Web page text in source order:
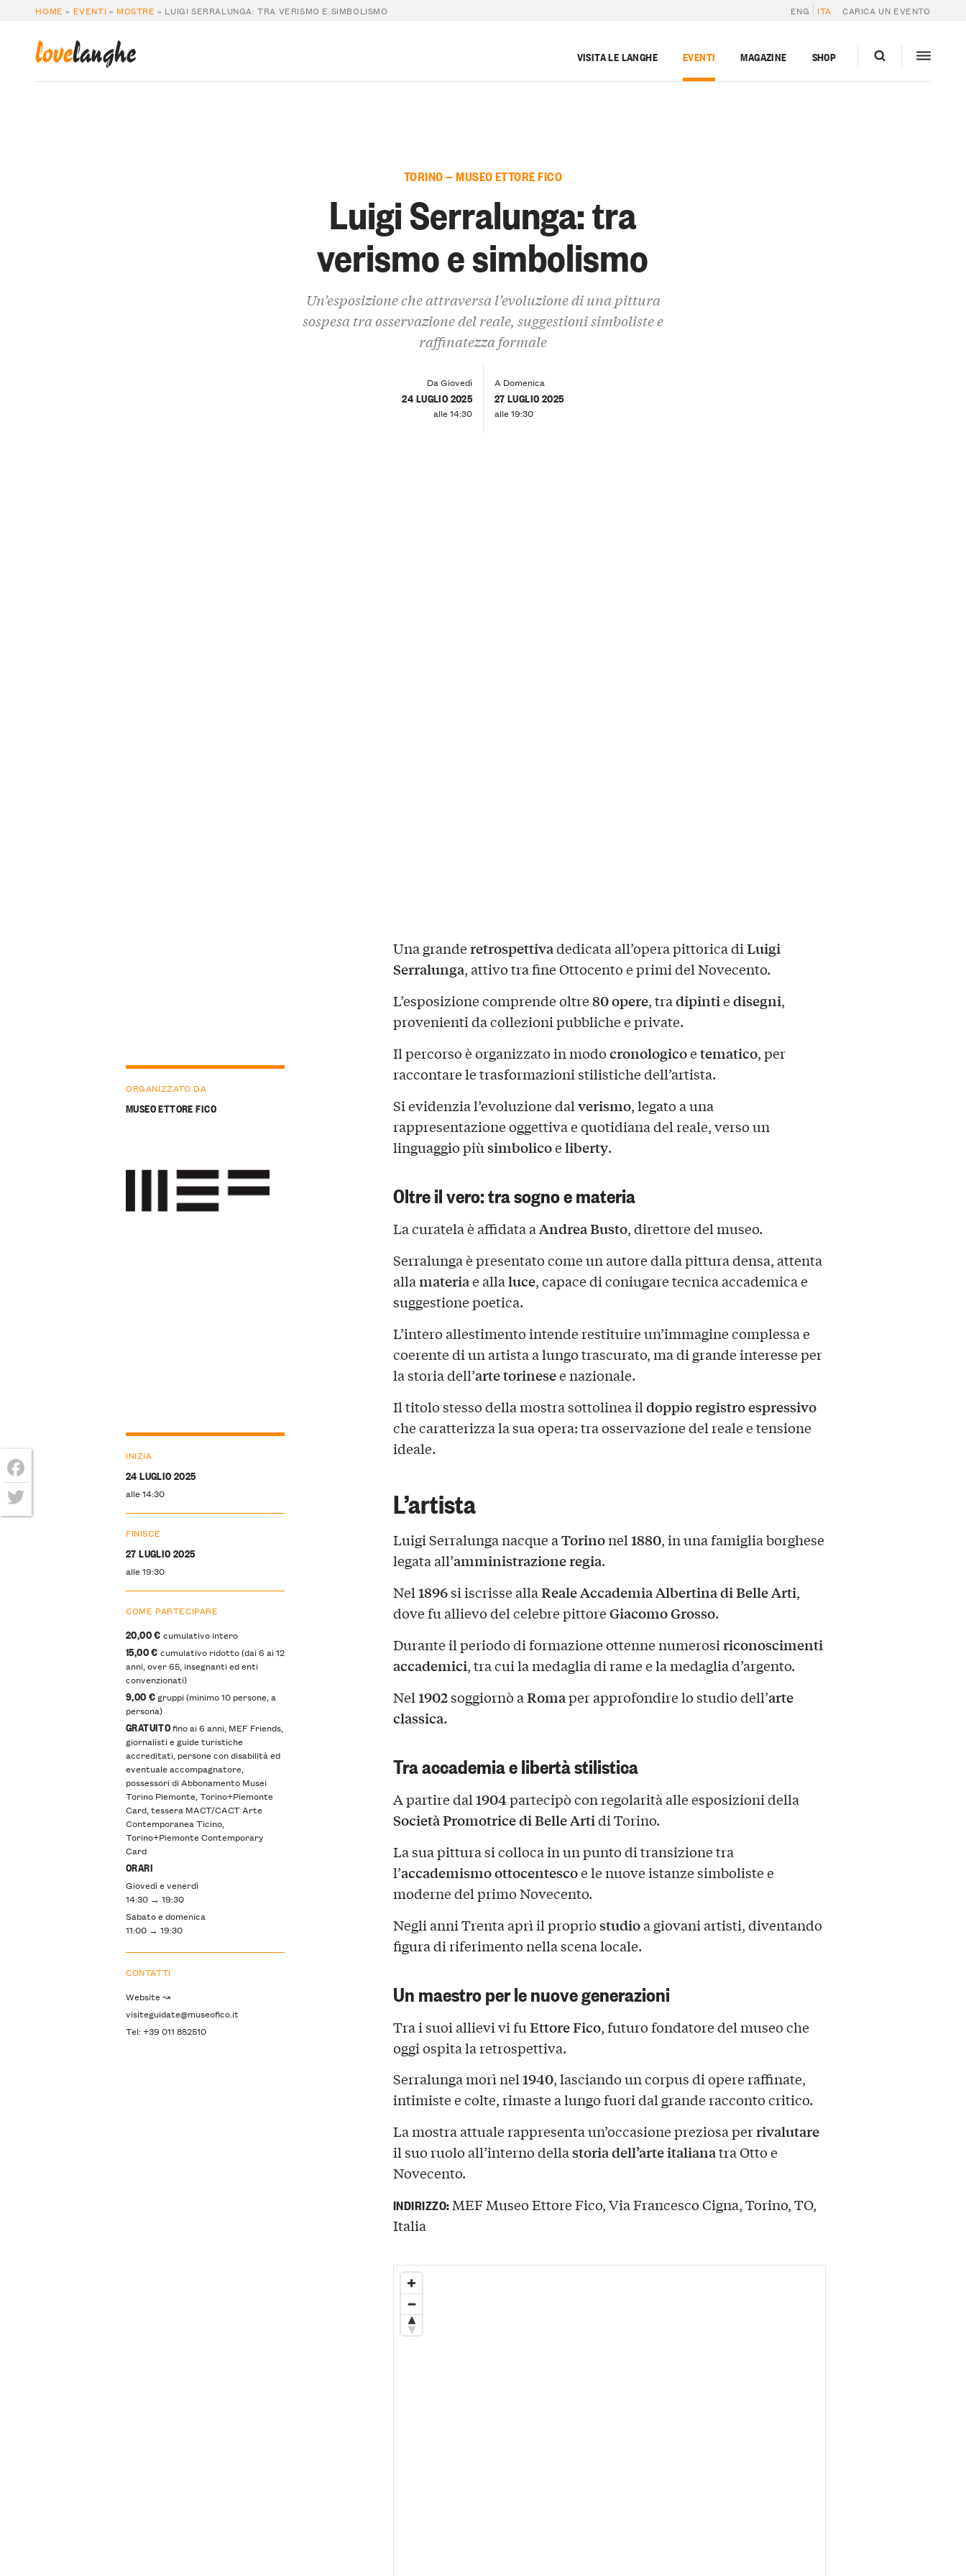
HOME » EVENTI » MOSTRE » LUIGI SERRALUNGA: TRA VERISMO E SIMBOLISMO ENG ITA CARICA UN EVENTO
lovelanghe VISITA LE LANGHE EVENTI MAGAZINE SHOP
TORINO — MUSEO ETTORE FICO
Luigi Serralunga: tra
verismo e simbolismo
Un’esposizione che attraversa l’evoluzione di una pittura
sospesa tra osservazione del reale, suggestioni simboliste e
raffinatezza formale
Da Giovedì
24 LUGLIO 2025
alle 14:30
A Domenica
27 LUGLIO 2025
alle 19:30
Una granderetrospettivadedicata all’opera pittorica diLuigi
Serralunga, attivo tra fine Ottocento e primi del Novecento.
L’esposizione comprende oltre80 opere, tradipintiedisegni,
provenienti da collezioni pubbliche e private.
Il percorso è organizzato in modocronologicoetematico, per
raccontare le trasformazioni stilistiche dell’artista.
Si evidenzia l’evoluzione dalverismo, legato a una
rappresentazione oggettiva e quotidiana del reale, verso un
linguaggio più simbolicoeliberty.
Oltre il vero: tra sogno e materia
La curatela è affidata aAndrea Busto, direttore del museo.
Serralunga è presentato come un autore dalla pittura densa, attenta
allamateriae allaluce, capace di coniugare tecnica accademica e
suggestione poetica.
L’intero allestimento intende restituire un’immagine complessa e
coerente di un artista a lungo trascurato, ma di grande interesse per
la storia dell’arte torinesee nazionale.
Il titolo stesso della mostra sottolinea ildoppio registro espressivo
che caratterizza la sua opera: tra osservazione del reale e tensione
ideale.
L’artista
Luigi Serralunga nacque aTorinonel1880, in una famiglia borghese
legata all’amministrazione regia.
Nel1896si iscrisse allaReale Accademia Albertina di Belle Arti,
dove fu allievo del celebre pittoreGiacomo Grosso.
Durante il periodo di formazione ottenne numerosiriconoscimenti
accademici, tra cui la medaglia di rame e la medaglia d’argento.
Nel1902soggiornò aRomaper approfondire lo studio dell’arte
classica.
Tra accademia e libertà stilistica
A partire dal1904partecipò con regolarità alle esposizioni della
Società Promotrice di Belle Artidi Torino.
La sua pittura si colloca in un punto di transizione tra
l’accademismo ottocentescoe le nuove istanze simboliste e
moderne del primo Novecento.
Negli anni Trenta aprì il propriostudioa giovani artisti, diventando
figura di riferimento nella scena locale.
Un maestro per le nuove generazioni
Tra i suoi allievi vi fu Ettore Fico, futuro fondatore del museo che
oggi ospita la retrospettiva.
Serralunga morì nel1940, lasciando un corpus di opere raffinate,
intimiste e colte, rimaste a lungo fuori dal grande racconto critico.
La mostra attuale rappresenta un’occasione preziosa perrivalutare
il suo ruolo all’interno dellastoria dell’arte italianatra Otto e
Novecento.
ORGANIZZATO DA
MUSEO ETTORE FICO
INIZIA
24 LUGLIO 2025
alle 14:30
FINISCE
27 LUGLIO 2025
alle 19:30
COME PARTECIPARE
20,00 € cumulativo intero
15,00 € cumulativo ridotto (dai 6 ai 12
anni, over 65, insegnanti ed enti
convenzionati)
9,00 €gruppi (minimo 10 persone, a
persona)
GRATUITOfino ai 6 anni, MEF Friends,
giornalisti e guide turistiche
accreditati, persone con disabilità ed
eventuale accompagnatore,
possessori di Abbonamento Musei
Torino Piemonte, Torino+Piemonte
Card, tessera MACT/CACT Arte
Contemporanea Ticino,
Torino+Piemonte Contemporary
Card
ORARI
Giovedì e venerdì
14:30 → 19:30
Sabato e domenica
11:00 → 19:30
CONTATTI
Website ↝
visiteguidate@museofico.it
Tel: +39 011 852510
INDIRIZZO:MEF Museo Ettore Fico, Via Francesco Cigna, Torino, TO,
Italia
Facebook
Twitter